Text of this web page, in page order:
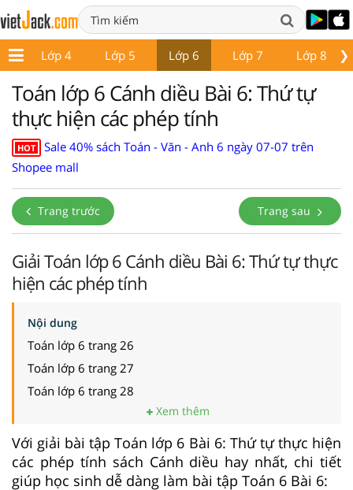
❯
Lớp 4 Lớp 5 Lớp 6 Lớp 7 Lớp 8
Toán lớp 6 Cánh diều Bài 6: Thứ tự
thực hiện các phép tính
HOT
Sale 40% sách Toán - Văn - Anh 6 ngày 07-07 trên
Shopee mall
Trang trước Trang sau
Giải Toán lớp 6 Cánh diều Bài 6: Thứ tự thực
hiện các phép tính
Nội dung
Toán lớp 6 trang 26
Toán lớp 6 trang 27
Toán lớp 6 trang 28
Xem thêm
Với giải bài tập Toán lớp 6 Bài 6: Thứ tự thực hiện
các phép tính sách Cánh diều hay nhất, chi tiết
giúp học sinh dễ dàng làm bài tập Toán 6 Bài 6: